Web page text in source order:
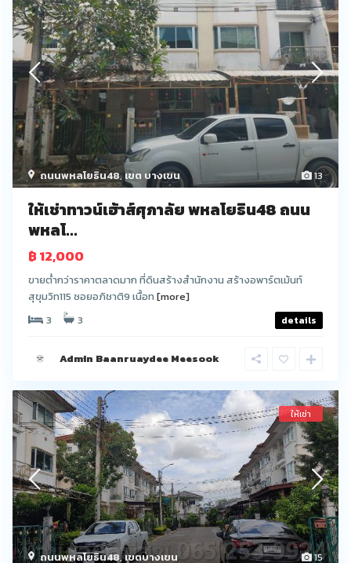
13
ถนนพหลโยธิน48,เขต บางเขน
ให้เช่าทาวน์เฮ้าส์ศุภาลัย พหลโยธิน48 ถนน
พหลโ...
฿ 12,000
ขายต่ำกว่าราคาตลาดมาก ที่ดินสร้างสำนักงาน สร้างอพาร์ตเม้นท์
สุขุมวิท115 ซอยอภิชาติ9 เนื้อท [more]
3
3 details
Admin Baanruaydee Meesook
15
ถนนพหลโยธิน48,เขตบางเขน
ให้เช่า